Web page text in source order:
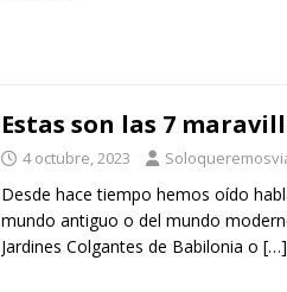
Estas son las 7
4 octubre, 2023
Desde hace tiempo hemos oído
mundo antiguo o del mundo
Jardines Colgantes de Babilonia o […]